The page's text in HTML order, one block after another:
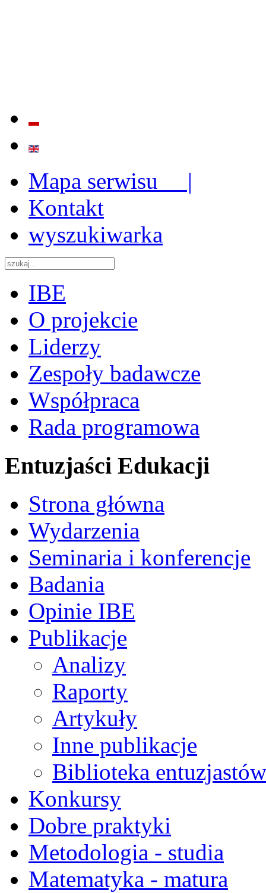
Mapa serwisu |
Kontakt
wyszukiwarka
IBE
O projekcie
Liderzy
Zespoły badawcze
Współpraca
Rada programowa
Entuzjaści Edukacji
Strona główna
Wydarzenia
Seminaria i konferencje
Badania
Opinie IBE
Publikacje
Analizy
Raporty
Artykuły
Inne publikacje
Biblioteka
Konkursy
Dobre praktyki
Metodologia - studia
Matematyka - matura